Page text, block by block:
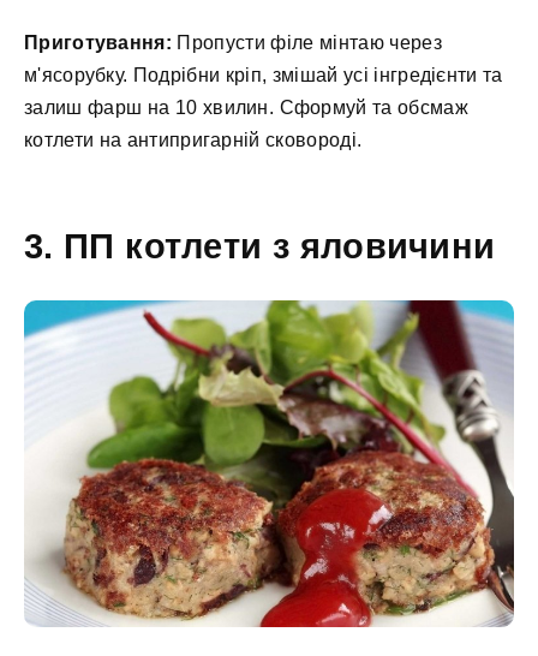
Приготування: Пропусти філе мінтаю через
м'ясорубку. Подрібни кріп, змішай усі інгредієнти та
залиш фарш на 10 хвилин. Сформуй та обсмаж
котлети на антипригарній сковороді.
3. ПП котлети з яловичини